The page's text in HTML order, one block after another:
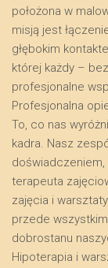
położona w
misją jest
głębokim
której każdy –
profesjonalne
​Profesjonalna
​To, co nas
kadra. Nasz
terapeuta
zajęcia i
przede
dobrostanu
​Hipoterapia i